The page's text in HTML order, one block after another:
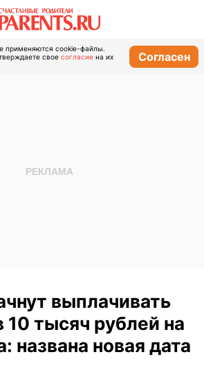
применяются cookie-файлы.
свое согласие на их
Согласен
выплачивать
10 тысяч рублей на
названа новая дата